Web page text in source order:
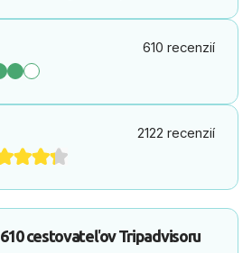
610 recenzií
2122 recenzií
610 cestovateľovTripadvisoru